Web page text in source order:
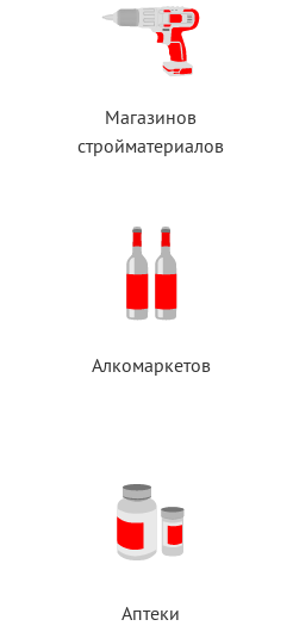
Магазинов
стройматериалов
Алкомаркетов
Аптеки